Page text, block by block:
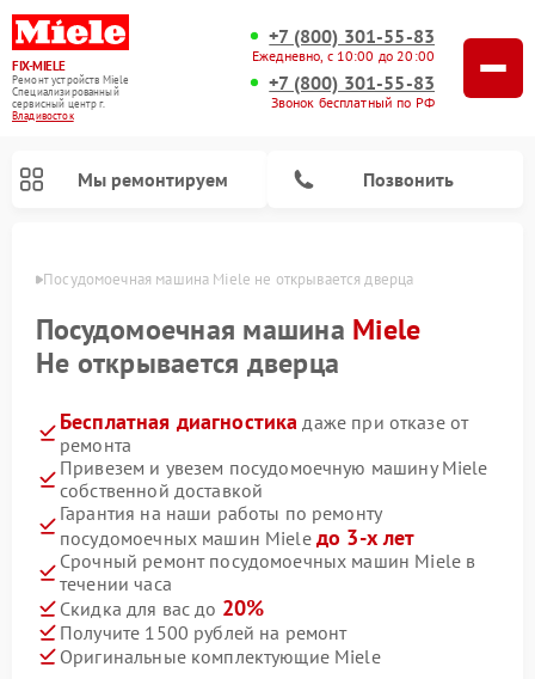
FIX-MIELE
Ремонт устройств Miele
Специализированный
cервисный центр г.
Владивосток
+7 (800) 301-55-83
Ежедневно, с 10:00 до 20:00
+7 (800) 301-55-83
Звонок бесплатный по РФ
Мы ремонтируем Позвонить
Посудомоечная машина Miele не открывается дверца
Посудомоечная машина Miele
Не открывается дверца
Бесплатная диагностика даже при отказе от
ремонта
Привезем и увезем посудомоечную машину Miele
собственной доставкой
Гарантия на наши работы по ремонту
посудомоечных машин Miele до 3-х лет
Срочный ремонт посудомоечных машин Miele в
течении часа
Скидка для вас до 20%
Получите 1500 рублей на ремонт
Оригинальные комплектующие Miele